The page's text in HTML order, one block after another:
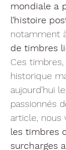
mondiale a
l’histoire
notamment
de timbres
Ces
historique
aujourd’hui
passionnés
article, nous
les timbres
surcharges